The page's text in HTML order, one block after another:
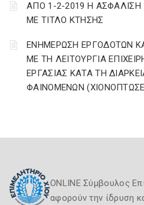
ΑΠΟ 1-2-2019 Η
ΜΕ ΤΙΤΛΟ ΚΤΗΣΗΣ
ΕΝΗΜΕΡΩΣΗ ΕΡΓΟΔΟΤΩΝ
ΜΕ ΤΗ ΛΕΙΤΟΥΡΓΙΑ
ΕΡΓΑΣΙΑΣ ΚΑΤΑ ΤΗ
ΦΑΙΝΟΜΕΝΩΝ
ONLINE Σύμβουλος
αφορούν την ίδρυση